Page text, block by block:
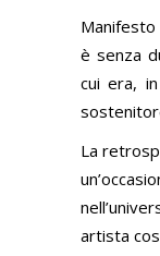
è senza
cui era,
La
artista